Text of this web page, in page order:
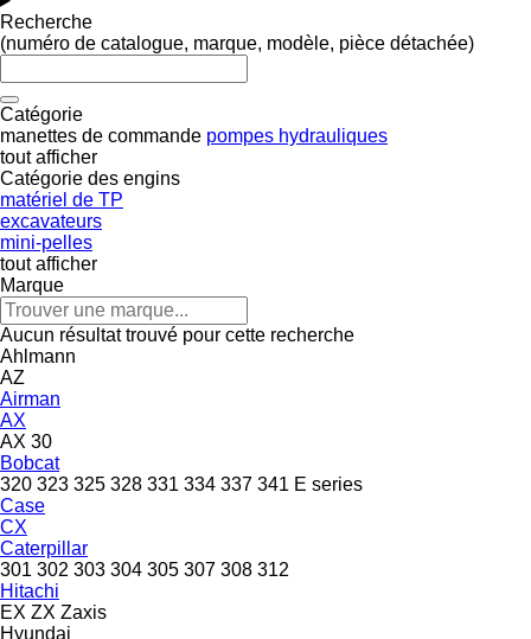
Recherche
(numéro de catalogue, marque, modèle, pièce détachée)
Catégorie
manettes de commande pompes hydrauliques
tout afficher
Catégorie des engins
matériel de TP
excavateurs
mini-pelles
tout afficher
Marque
Aucun résultat trouvé pour cette recherche
Ahlmann
AZ
Airman
AX
AX 30
Bobcat
320 323 325 328 331 334 337 341 E series
Case
CX
Caterpillar
301 302 303 304 305 307 308 312
Hitachi
EX ZX Zaxis
Hyundai